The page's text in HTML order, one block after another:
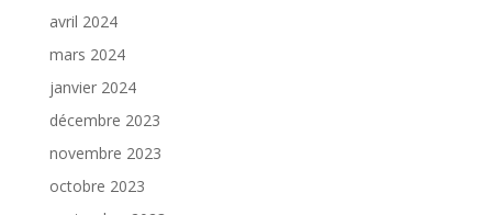
avril 2024
mars 2024
janvier 2024
décembre 2023
novembre 2023
octobre 2023